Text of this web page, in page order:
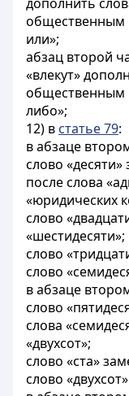
общественным
или»;
абзац второй
«влекут»
общественным
либо»;
12) в статье 79:
в абзаце
слово
после слова
«юридических
слово
«шестидесяти»;
слово
слово
в абзаце
слово
слова
«двухсот»;
слово «ста»
слово